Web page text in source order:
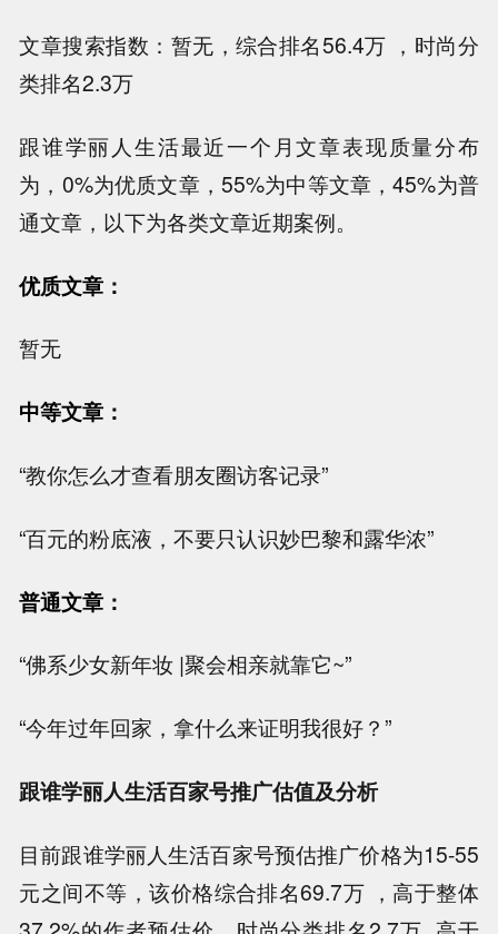
文章搜索指数：暂无，综合排名56.4万 ，时尚分
类排名2.3万
跟谁学丽人生活最近一个月文章表现质量分布
为，0%为优质文章，55%为中等文章，45%为普
通文章，以下为各类文章近期案例。
优质文章：
暂无
中等文章：
“教你怎么才查看朋友圈访客记录”
“百元的粉底液，不要只认识妙巴黎和露华浓”
普通文章：
“佛系少女新年妆 |聚会相亲就靠它~”
“今年过年回家，拿什么来证明我很好？”
跟谁学丽人生活百家号推广估值及分析
目前跟谁学丽人生活百家号预估推广价格为15-55
元之间不等，该价格综合排名69.7万 ，高于整体